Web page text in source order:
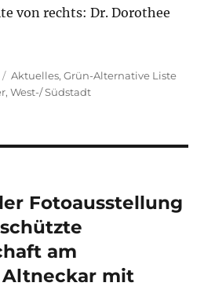
von rechts: Dr. Dorothee
Kategorien
Aktuelles,Grün-Alternative Liste
,West-/ Südstadt
Fotoausstellung
am
mit